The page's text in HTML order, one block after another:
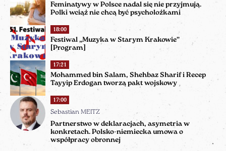
Feminatywy w Polsce nadal się nie przyjmują.
Polki wciąż nie chcą być psycholożkami
18:00
Festiwal „Muzyka w Starym Krakowie”
[Program]
17:21
Mohammed bin Salam, Shehbaz Sharif i Recep
Tayyip Erdogan tworzą pakt wojskowy
17:00
Sebastian MEITZ
Partnerstwo w deklaracjach, asymetria w
konkretach. Polsko-niemiecka umowa o
współpracy obronnej